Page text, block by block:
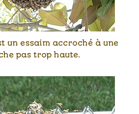
un essaim accroché à une
pas trop haute.